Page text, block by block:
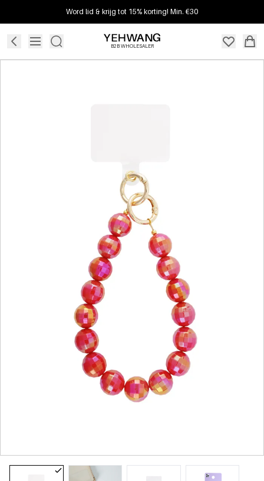
Word lid & krijg tot 15% korting! Min. €30
B2B WHOLESALER